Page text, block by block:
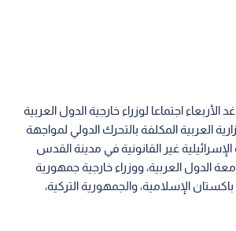
اجتماعا لوزراء خارجية الدول العربية
العربية المكلفة بالتحرك الدولي لمواجهة
غير القانونية في مدينة القدس
الدول العربية، ووزراء خارجية جمهورية
الإسلامية، والجمهورية التركية،